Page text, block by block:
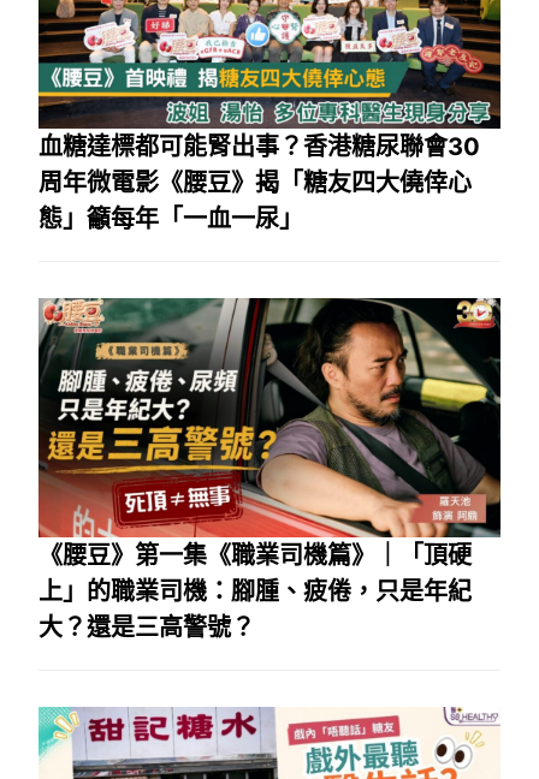
血糖達標都可能腎出事？香港糖尿聯會30
周年微電影《腰豆》揭「糖友四大僥倖心
態」籲每年「一血一尿」
《腰豆》第一集《職業司機篇》｜「頂硬
上」的職業司機：腳腫、疲倦，只是年紀
大？還是三高警號？